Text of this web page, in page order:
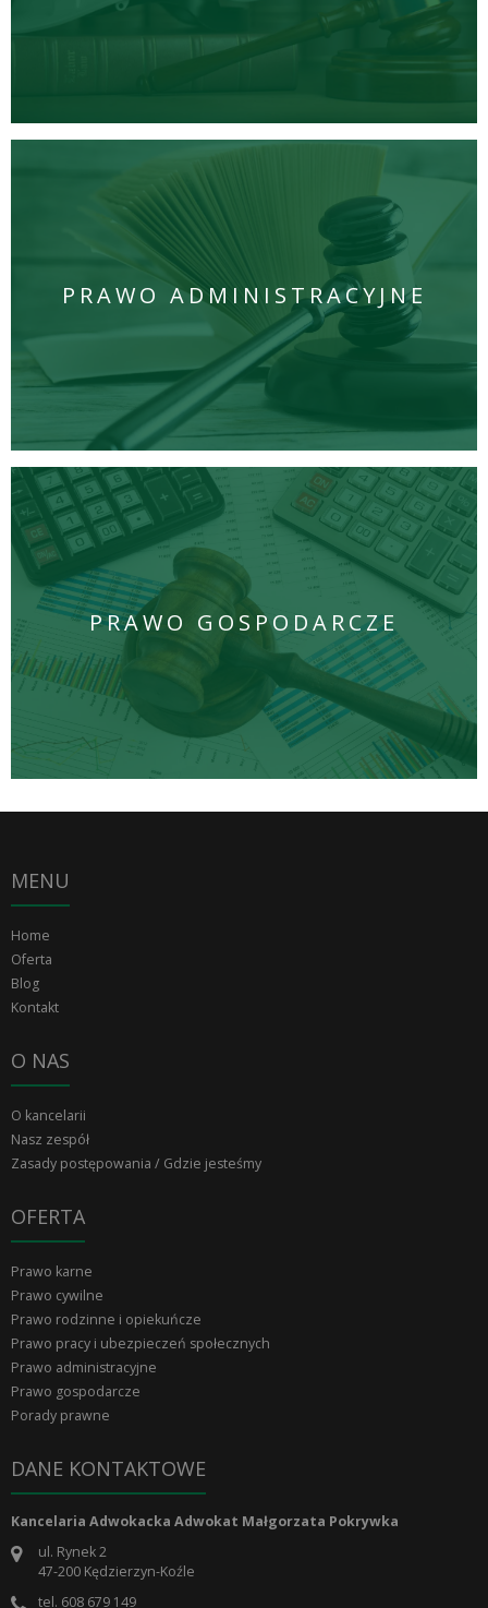
PRAWO ADMINISTRACYJNE
PRAWO GOSPODARCZE
MENU
Home
Oferta
Blog
Kontakt
O NAS
O kancelarii
Nasz zespół
Zasady postępowania / Gdzie jesteśmy
OFERTA
Prawo karne
Prawo cywilne
Prawo rodzinne i opiekuńcze
Prawo pracy i ubezpieczeń społecznych
Prawo administracyjne
Prawo gospodarcze
Porady prawne
DANE KONTAKTOWE
Kancelaria Adwokacka Adwokat Małgorzata Pokrywka
ul. Rynek 2
47-200 Kędzierzyn-Koźle
tel. 608 679 149